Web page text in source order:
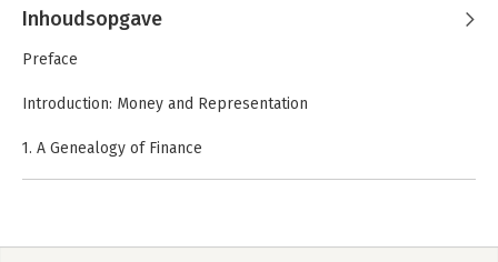
Inhoudsopgave
Preface
Introduction: Money and Representation
1. A Genealogy of Finance